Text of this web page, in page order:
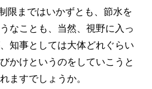
限まではいかずとも、節水を
なことも、当然、視野に入っ
知事としては大体どれぐらい
かけというのをしていこうと
ますでしょうか。